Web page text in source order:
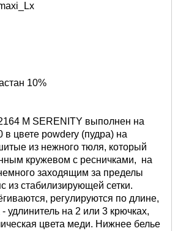
10%
M SERENITY выполнен на
в цвете powdery (пудра) на
из нежного тюля, который
кружевом с ресничками, на
заходящим за пределы
из стабилизирующей сетки.
регулируются по длине,
удлинитель на 2 или 3 крючках,
цвета меди. Нижнее белье